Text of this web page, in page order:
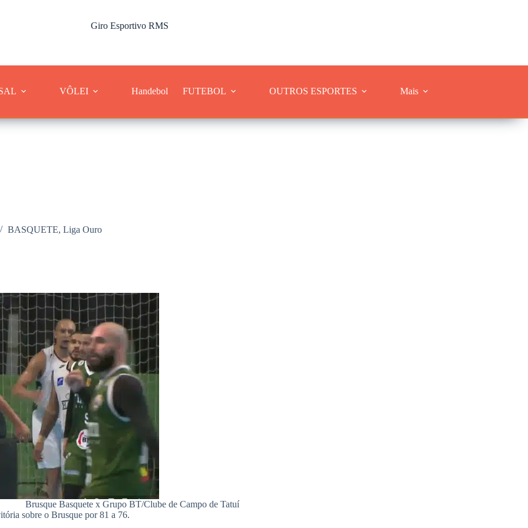
Giro Esportivo RMS
VÔLEI Handebol FUTEBOL OUTROS ESPORTES Mais
BASQUETE, Liga Ouro
Brusque Basquete x Grupo BT/Clube de Campo de Tatuí
sobre o Brusque por 81 a 76.